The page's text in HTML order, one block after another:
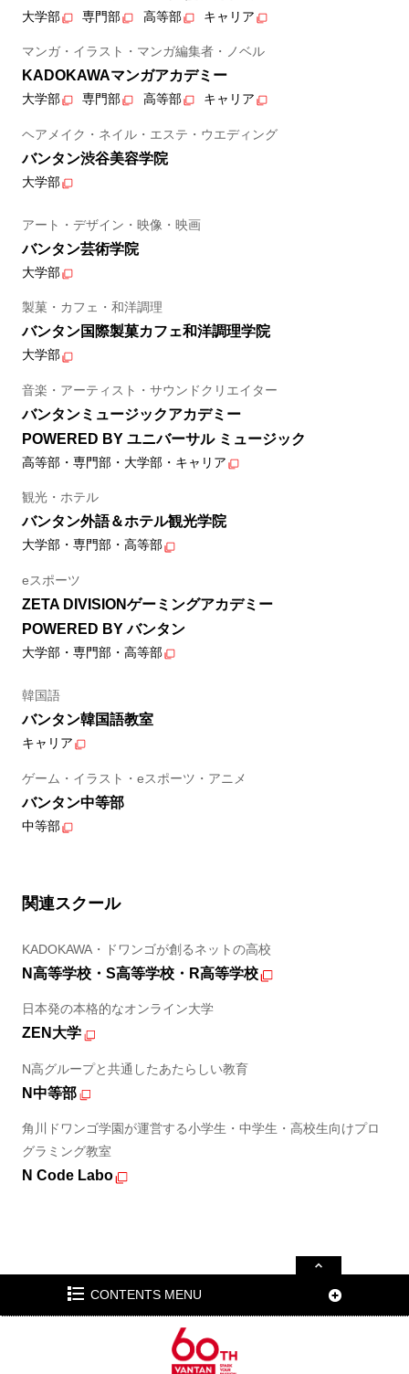
大学部 専門部 高等部 キャリア
マンガ・イラスト・マンガ編集者・ノベル
KADOKAWAマンガアカデミー
大学部 専門部 高等部 キャリア
ヘアメイク・ネイル・エステ・ウエディング
バンタン渋谷美容学院
大学部
アート・デザイン・映像・映画
バンタン芸術学院
大学部
製菓・カフェ・和洋調理
バンタン国際製菓カフェ和洋調理学院
大学部
音楽・アーティスト・サウンドクリエイター
バンタンミュージックアカデミー
POWERED BY ユニバーサル ミュージック
高等部・専門部・大学部・キャリア
観光・ホテル
バンタン外語＆ホテル観光学院
大学部・専門部・高等部
eスポーツ
ZETA DIVISIONゲーミングアカデミー
POWERED BY バンタン
大学部・専門部・高等部
韓国語
バンタン韓国語教室
キャリア
ゲーム・イラスト・eスポーツ・アニメ
バンタン中等部
中等部
関連スクール
KADOKAWA・ドワンゴが創るネットの高校
N高等学校・S高等学校・R高等学校
日本発の本格的なオンライン大学
ZEN大学
N高グループと共通したあたらしい教育
N中等部
角川ドワンゴ学園が運営する小学生・中学生・高校生向けプロ
グラミング教室
N Code Labo
CONTENTS MENU